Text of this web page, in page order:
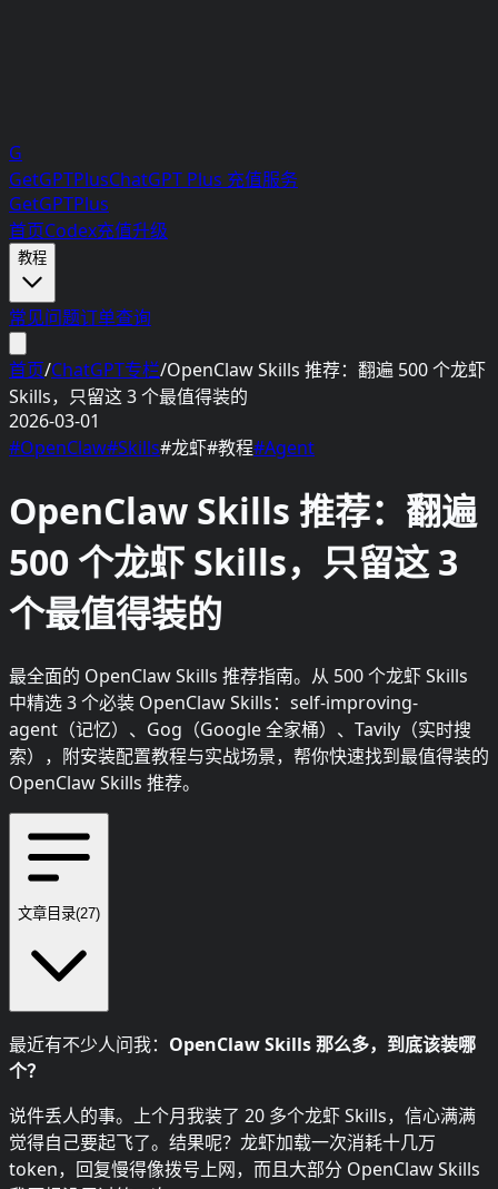
G
GetGPTPlusChatGPT Plus 充值服务
GetGPTPlus
首页Codex充值升级
教程
常见问题订单查询
首页/ChatGPT专栏/OpenClaw Skills 推荐：翻遍 500 个龙虾
Skills，只留这 3 个最值得装的
2026-03-01
#OpenClaw#Skills#龙虾#教程#Agent
OpenClaw Skills 推荐：翻遍
500 个龙虾 Skills，只留这 3
个最值得装的
最全面的 OpenClaw Skills 推荐指南。从 500 个龙虾 Skills
中精选 3 个必装 OpenClaw Skills：self-improving-
agent（记忆）、Gog（Google 全家桶）、Tavily（实时搜
索），附安装配置教程与实战场景，帮你快速找到最值得装的
OpenClaw Skills 推荐。
文章目录(27)
最近有不少人问我： OpenClaw Skills 那么多，到底该装哪
个？
说件丢人的事。上个月我装了 20 多个龙虾 Skills，信心满满
觉得自己要起飞了。结果呢？龙虾加载一次消耗十几万
token，回复慢得像拨号上网，而且大部分 OpenClaw Skills